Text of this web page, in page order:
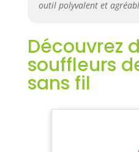
outil polyvalent et
Découvrez
souffleurs
sans fil